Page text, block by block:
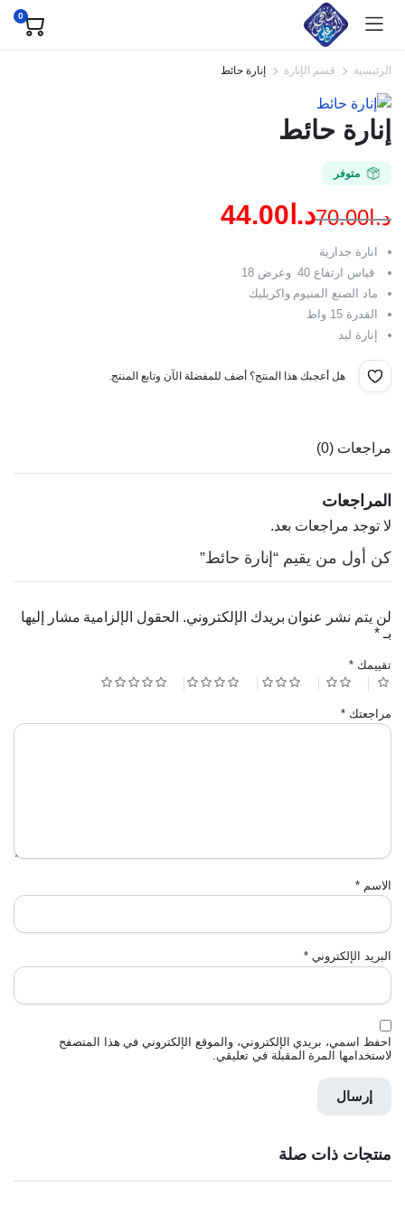
0
الرئيسية قسم الإنارة إنارة حائط
إنارة حائط
متوفر
د.ا70.00
السعر
الأصلي
هو:
د.ا70.00.
د.ا 44.00
السعر
الحالي
هو:
د.ا44.00.
انارة جدارية
قياس ارتفاع 40 وعرض 18
ماد الصنع المنيوم واكريليك
القدرة 15 واط
إنارة ليد
هل أعجبك هذا المنتج؟ أضف للمفضلة الآن وتابع المنتج.
مراجعات (0)
المراجعات
لا توجد مراجعات بعد.
كن أول من يقيم “إنارة حائط”
لن يتم نشر عنوان بريدك الإلكتروني. الحقول الإلزامية مشار إليها
بـ *
تقييمك *
مراجعتك *
الاسم *
البريد الإلكتروني*
احفظ اسمي، بريدي الإلكتروني، والموقع الإلكتروني في هذا المتصفح
لاستخدامها المرة المقبلة في تعليقي.
منتجات ذات صلة